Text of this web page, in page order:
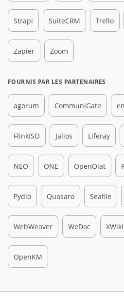
Strapi SuiteCRM Trello
Zapier Zoom
FOURNIS PAR LES PARTENAIRES
agorum CommuniGate
FlinkISO Jalios Liferay
NEO ONE OpenOlat
Pydio Quasaro Seafile
WebWeaver WeDoc XWiki
OpenKM